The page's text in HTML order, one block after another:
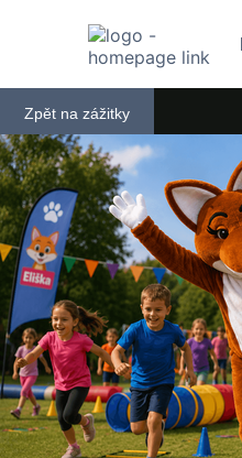
Zpět na zážitky